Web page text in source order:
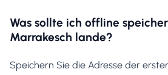
Was sollte ich offline
Marrakesch lande?
Speichern Sie die Adresse der